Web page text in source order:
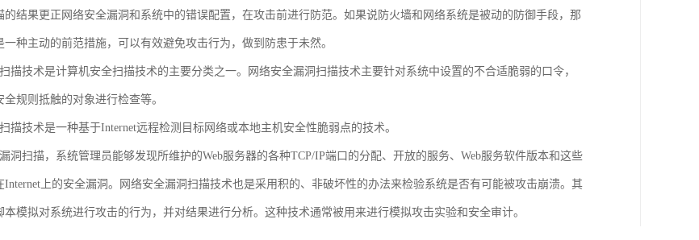
的结果更正网络安全漏洞和系统中的错误配置，在攻击前进行防范。如果说防火墙和网络系统是被动的防御手段，那
一种主动的前范措施，可以有效避免攻击行为，做到防患于未然。
描技术是计算机安全扫描技术的主要分类之一。网络安全漏洞扫描技术主要针对系统中设置的不合适脆弱的口令，
规则抵触的对象进行检查等。
描技术是一种基于Internet远程检测目标网络或本地主机安全性脆弱点的技术。
洞扫描，系统管理员能够发现所维护的Web服务器的各种TCP/IP端口的分配、开放的服务、Web服务软件版本和这些
Internet上的安全漏洞。网络安全漏洞扫描技术也是采用积的、非破坏性的办法来检验系统是否有可能被攻击崩溃。其
本模拟对系统进行攻击的行为，并对结果进行分析。这种技术通常被用来进行模拟攻击实验和安全审计。